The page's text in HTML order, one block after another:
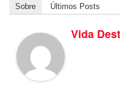
Sobre Últimos Posts
Vida